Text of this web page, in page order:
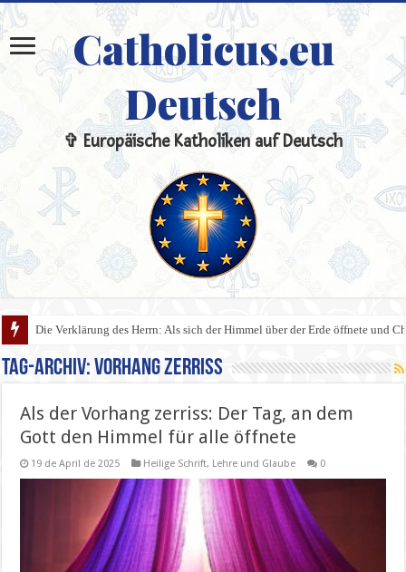
Catholicus.eu
Deutsch
✞ Europäische Katholiken auf Deutsch
Die Verklärung des Herrn: Als sich der Himmel über der Erde öffnete und
Tag-Archiv:Vorhang zerriss
Als der Vorhang zerriss: Der Tag, an dem
Gott den Himmel für alle öffnete
19 de April de 2025 Heilige Schrift, Lehre und Glaube 0